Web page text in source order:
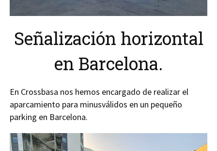
Señalización horizontal
en Barcelona.
En Crossbasa nos hemos encargado de realizar el
aparcamiento para minusválidos en un pequeño
parking en Barcelona.